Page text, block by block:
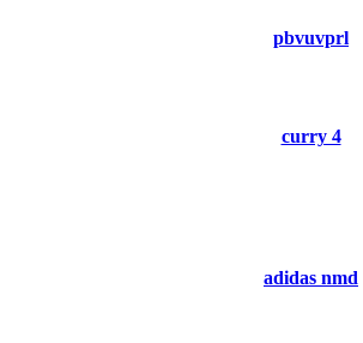
pbvuvprl
curry 4
adidas nmd